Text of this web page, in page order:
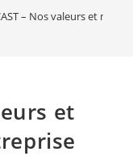
– Nos valeurs et notre
et